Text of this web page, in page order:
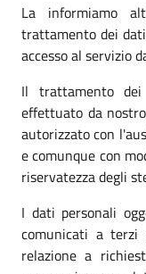
La informiamo
trattamento dei
accesso al servizio
Il trattamento
effettuato da
autorizzato con
e comunque con
riservatezza degli
I dati personali
comunicati a
relazione a